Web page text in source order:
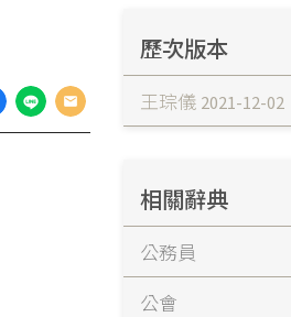
歷次版本
王琮儀 2021-12-02
相關辭典
公務員
公會